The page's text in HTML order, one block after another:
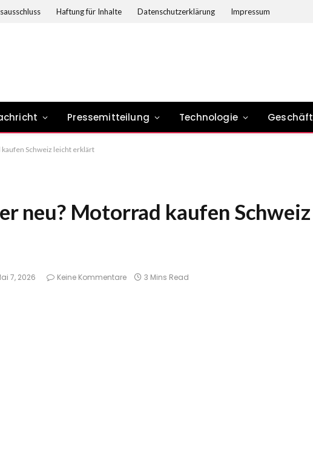
Haftung für Inhalte Datenschutzerklärung Impressum
Pressemitteilung Technologie Geschäft
Schweiz leicht erklärt
neu? Motorrad kaufen Schweiz
7, 2026 Keine Kommentare 3 Mins Read